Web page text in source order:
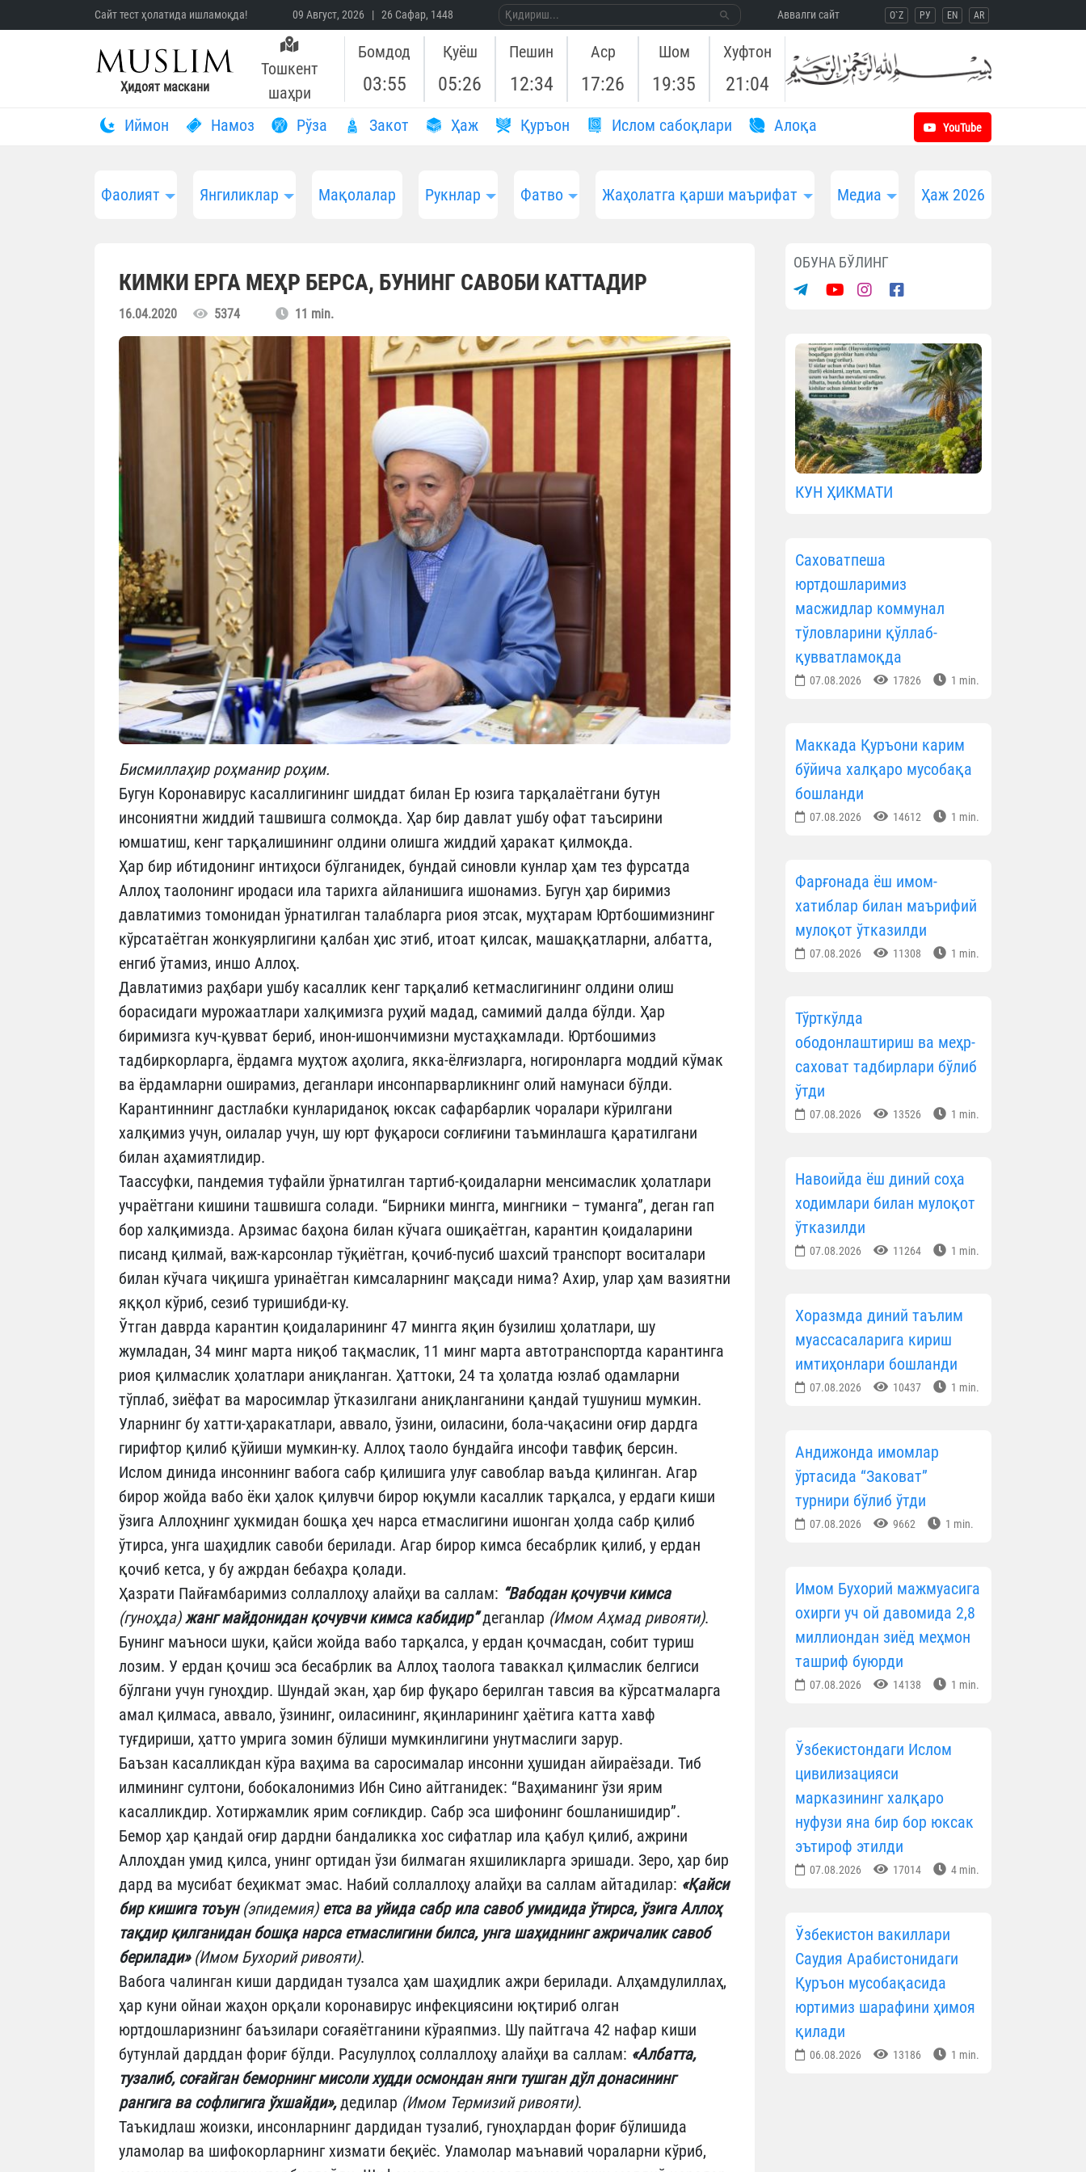
Сайт тест ҳолатида ишламоқда! 09 Август, 2026 | 26 Сафар, 1448 Aввалги сайт O`Z РУ EN AR
Ҳидоят маскани
Тошкент
шаҳри
Бомдод
03:55
Қуёш
05:26
Пешин
12:34
Аср
17:26
Шом
19:35
Хуфтон
21:04
Иймон Намоз Рўза Закот Ҳаж Қуръон Ислом сабоқлари Aлоқа YouTube
Фаолият Янгиликлар Мақолалар Рукнлар Фатво Жаҳолатга қарши маърифат Медиа Ҳаж 2026
КИМКИ ЕРГА МЕҲР БЕРСА, БУНИНГ САВОБИ КАТТАДИР
16.04.2020 5374 11 min.
Бисмиллаҳир роҳманир роҳим.
Бугун Коронавирус касаллигининг шиддат билан Ер юзига тарқалаётгани бутун
инсониятни жиддий ташвишга солмоқда. Ҳар бир давлат ушбу офат таъсирини
юмшатиш, кенг тарқалишининг олдини олишга жиддий ҳаракат қилмоқда.
Ҳар бир ибтидонинг интиҳоси бўлганидек, бундай синовли кунлар ҳам тез фурсатда
Аллоҳ таолонинг иродаси ила тарихга айланишига ишонамиз. Бугун ҳар биримиз
давлатимиз томонидан ўрнатилган талабларга риоя этсак, муҳтарам Юртбошимизнинг
кўрсатаётган жонкуярлигини қалбан ҳис этиб, итоат қилсак, машаққатларни, албатта,
енгиб ўтамиз, иншо Аллоҳ.
Давлатимиз раҳбари ушбу касаллик кенг тарқалиб кетмаслигининг олдини олиш
борасидаги мурожаатлари халқимизга руҳий мадад, самимий далда бўлди. Ҳар
биримизга куч-қувват бериб, инон-ишончимизни мустаҳкамлади. Юртбошимиз
тадбиркорларга, ёрдамга муҳтож аҳолига, якка-ёлғизларга, ногиронларга моддий кўмак
ва ёрдамларни оширамиз, деганлари инсонпарварликнинг олий намунаси бўлди.
Карантиннинг дастлабки кунлариданоқ юксак сафарбарлик чоралари кўрилгани
халқимиз учун, оилалар учун, шу юрт фуқароси соғлиғини таъминлашга қаратилгани
билан аҳамиятлидир.
Таассуфки, пандемия туфайли ўрнатилган тартиб-қоидаларни менсимаслик ҳолатлари
учраётгани кишини ташвишга солади. “Бирники мингга, мингники – туманга”, деган гап
бор халқимизда. Арзимас баҳона билан кўчага ошиқаётган, карантин қоидаларини
писанд қилмай, важ-карсонлар тўқиётган, қочиб-пусиб шахсий транспорт воситалари
билан кўчага чиқишга уринаётган кимсаларнинг мақсади нима? Ахир, улар ҳам вазиятни
яққол кўриб, сезиб туришибди-ку.
Ўтган даврда карантин қоидаларининг 47 мингга яқин бузилиш ҳолатлари, шу
жумладан, 34 минг марта ниқоб тақмаслик, 11 минг марта автотранспортда карантинга
риоя қилмаслик ҳолатлари аниқланган. Ҳаттоки, 24 та ҳолатда юзлаб одамларни
тўплаб, зиёфат ва маросимлар ўтказилгани аниқланганини қандай тушуниш мумкин.
Уларнинг бу хатти-ҳаракатлари, аввало, ўзини, оиласини, бола-чақасини оғир дардга
гирифтор қилиб қўйиши мумкин-ку. Аллоҳ таоло бундайга инсофи тавфиқ берсин.
Ислом динида инсоннинг вабога сабр қилишига улуғ савоблар ваъда қилинган. Агар
бирор жойда вабо ёки ҳалок қилувчи бирор юқумли касаллик тарқалса, у ердаги киши
ўзига Аллоҳнинг ҳукмидан бошқа ҳеч нарса етмаслигини ишонган ҳолда сабр қилиб
ўтирса, унга шаҳидлик савоби берилади. Агар бирор кимса бесабрлик қилиб, у ердан
қочиб кетса, у бу ажрдан бебаҳра қолади.
Ҳазрати Пайғамбаримиз соллаллоҳу алайҳи ва саллам: “Вабодан қочувчи кимса
(гуноҳда)жанг майдонидан қочувчи кимса кабидир”деганлар (Имом Аҳмад ривояти).
Бунинг маъноси шуки, қайси жойда вабо тарқалса, у ердан қочмасдан, собит туриш
лозим. У ердан қочиш эса бесабрлик ва Аллоҳ таолога таваккал қилмаслик белгиси
бўлгани учун гуноҳдир. Шундай экан, ҳар бир фуқаро берилган тавсия ва кўрсатмаларга
амал қилмаса, аввало, ўзининг, оиласининг, яқинларининг ҳаётига катта хавф
туғдириши, ҳатто умрига зомин бўлиши мумкинлигини унутмаслиги зарур.
Баъзан касалликдан кўра ваҳима ва саросималар инсонни ҳушидан айираёзади. Тиб
илмининг султони, бобокалонимиз Ибн Сино айтганидек: “Ваҳиманинг ўзи ярим
касалликдир. Хотиржамлик ярим соғликдир. Сабр эса шифонинг бошланишидир”.
Бемор ҳар қандай оғир дардни бандаликка хос сифатлар ила қабул қилиб, ажрини
Аллоҳдан умид қилса, унинг ортидан ўзи билмаган яхшиликларга эришади. Зеро, ҳар бир
дард ва мусибат беҳикмат эмас. Набий соллаллоҳу алайҳи ва саллам айтадилар: «Қайси
бир кишига тоъун (эпидемия)етса ва уйида сабр ила савоб умидида ўтирса, ўзига Аллоҳ
тақдир қилганидан бошқа нарса етмаслигини билса, унга шаҳиднинг ажричалик савоб
берилади» (Имом Бухорий ривояти).
Вабога чалинган киши дардидан тузалса ҳам шаҳидлик ажри берилади. Алҳамдулиллаҳ,
ҳар куни ойнаи жаҳон орқали коронавирус инфекциясини юқтириб олган
юртдошларизнинг баъзилари соғаяётганини кўраяпмиз. Шу пайтгача 42 нафар киши
бутунлай дарддан фориғ бўлди. Расулуллоҳ соллаллоҳу алайҳи ва саллам: «Албатта,
тузалиб, соғайган беморнинг мисоли худди осмондан янги тушган дўл донасининг
рангига ва софлигига ўхшайди»,дедилар (Имом Термизий ривояти).
Таъкидлаш жоизки, инсонларнинг дардидан тузалиб, гуноҳлардан фориғ бўлишида
уламолар ва шифокорларнинг хизмати беқиёс. Уламолар маънавий чораларни кўриб,
ОБУНА БЎЛИНГ
КУН ҲИКМАТИ
Саховатпеша
юртдошларимиз
масжидлар коммунал
тўловларини қўллаб-
қувватламоқда
07.08.2026 17826 1 min.
Маккада Қуръони карим
бўйича халқаро мусобақа
бошланди
07.08.2026 14612 1 min.
Фарғонада ёш имом-
хатиблар билан маърифий
мулоқот ўтказилди
07.08.2026 11308 1 min.
Тўрткўлда
ободонлаштириш ва меҳр-
саховат тадбирлари бўлиб
ўтди
07.08.2026 13526 1 min.
Навоийда ёш диний соҳа
ходимлари билан мулоқот
ўтказилди
07.08.2026 11264 1 min.
Хоразмда диний таълим
муассасаларига кириш
имтиҳонлари бошланди
07.08.2026 10437 1 min.
Андижонда имомлар
ўртасида “Заковат”
турнири бўлиб ўтди
07.08.2026 9662 1 min.
Имом Бухорий мажмуасига
охирги уч ой давомида 2,8
миллиондан зиёд меҳмон
ташриф буюрди
07.08.2026 14138 1 min.
Ўзбекистондаги Ислом
цивилизацияси
марказининг халқаро
нуфузи яна бир бор юксак
эътироф этилди
07.08.2026 17014 4 min.
Ўзбекистон вакиллари
Саудия Арабистонидаги
Қуръон мусобақасида
юртимиз шарафини ҳимоя
қилади
06.08.2026 13186 1 min.